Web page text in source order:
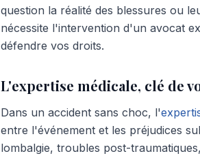
question la réalité des blessures ou
nécessite l'intervention d'un avocat
défendre vos droits.
L'expertise médicale, clé de
Dans un accident sans choc, l'
entre l'événement et les préjudices
lombalgie, troubles post-